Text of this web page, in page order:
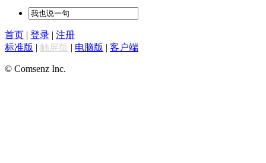
首页 登录
注册
标准版
触屏版 电脑版 客户端
© Comsenz Inc.